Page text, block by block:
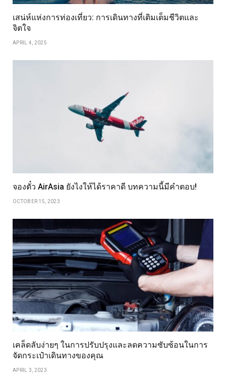
เสน่ห์แห่งการท่องเที่ยว: การเดินทางที่เติมเต็มชีวิตและ
จิตใจ
APRIL 4, 2025
จองตั๋ว AirAsia ยังไงให้ได้ราคาดี บทความนี้มีคำตอบ!
OCTOBER 15, 2023
เคล็ดลับง่ายๆ ในการปรับปรุงและลดความซับซ้อนในการ
จัดกระเป๋าเดินทางของคุณ
APRIL 3, 2023